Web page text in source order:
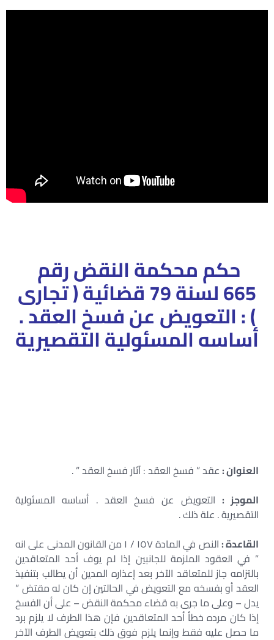
حكم محكمة النقض رقم
665 لسنة 79 قضائية ( تجارى
) : التعويض عن فسخ العقد .
أساسه المسئولية التقصيرية
العنوان :عقد ” فسخ العقد : آثار فسخ العقد ” .
الموجز : التعويض عن فسخ العقد . أساسه المسئولية
التقصيرية . علة ذلك .
القاعدة :
النص في المادة ١٥٧ / ١ من القانون المدنى على انه
” في العقود الملزمة للجانبين إذا لم يوف أحد المتعاقدين
بالتزامه جاز للمتعاقد الآخر بعد إعذاره المدين أن يطالب بتنفيذ
العقد أو بفسخه مع التعويض في الحالتين إن كان له مقتض ”
يدل – وعلى ما جرى به قضاء محكمة النقض – على أن الفسخ
إذا كان مرده خطأ أحد المتعاقدين فإن هذا الطرف لا يلزم برد
ما حصل عليه فقط وإنما يلزم فوق ذلك بتعويض الطرف الآخر